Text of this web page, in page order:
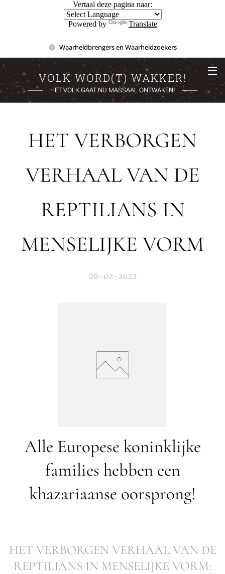
Vertaal deze pagina naar:
Powered by Translate
Waarheidbrengers en Waarheidzoekers
VOLK WORD(T) WAKKER!
HET VOLK GAAT NU MASSAAL ONTWAKEN!
HET VERBORGEN
VERHAAL VAN DE
REPTILIANS IN
MENSELIJKE VORM
26-02-2022
Alle Europese koninklijke
families hebben een
khazariaanse oorsprong!
HET VERBORGEN VERHAAL VAN DE
REPTILIANS IN MENSELIJKE VORM: